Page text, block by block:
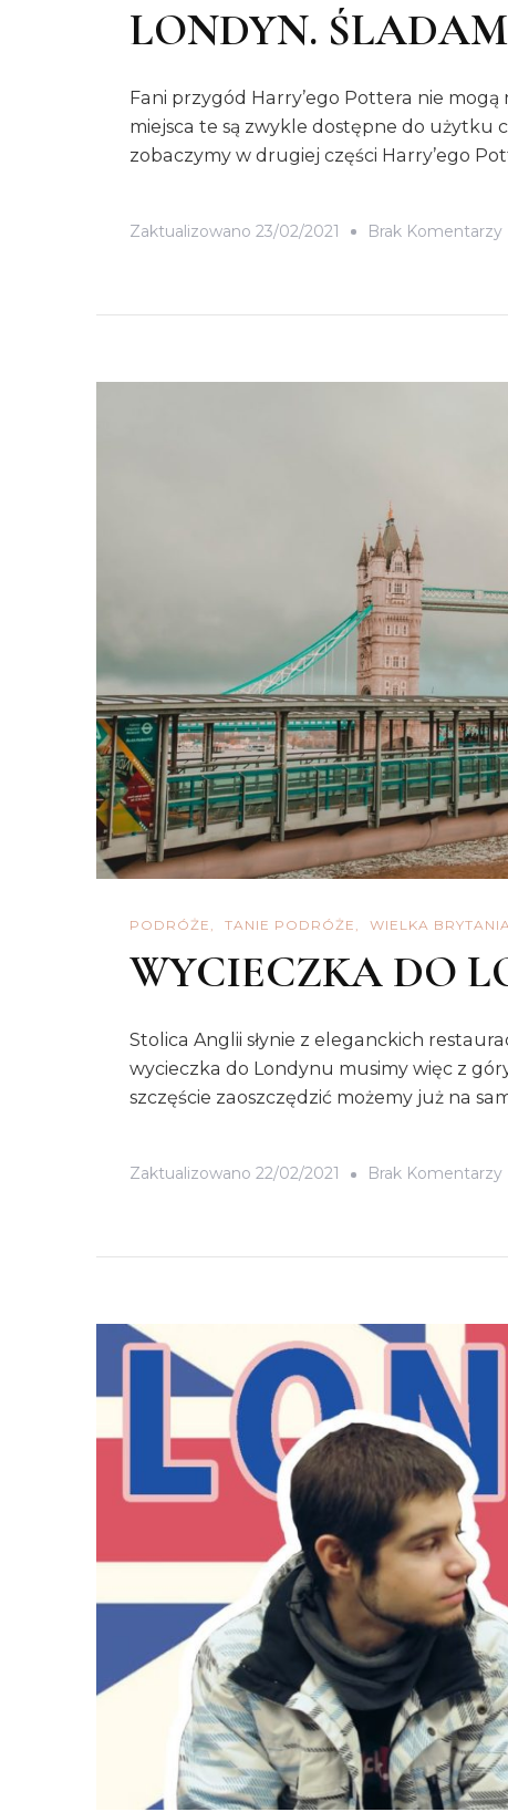
LONDYN.
Fani przygód Harry’ego Pottera nie
miejsca te są zwykle dostępne do użytku
zobaczymy w drugiej części Harry’ego
Zaktualizowano 23/02/2021 Brak Komentarzy
PODRÓŻE TANIE PODRÓŻE WIELKA BRYTANIA
WYCIECZKA DO
Stolica Anglii słynie z eleganckich
wycieczka do Londynu musimy więc z
szczęście zaoszczędzić możemy już na
Zaktualizowano 22/02/2021 Brak Komentarzy